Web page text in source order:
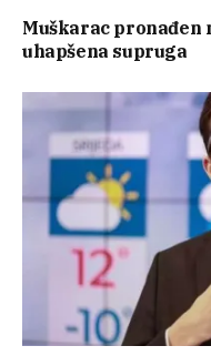
Muškarac pronađen
uhapšena supruga